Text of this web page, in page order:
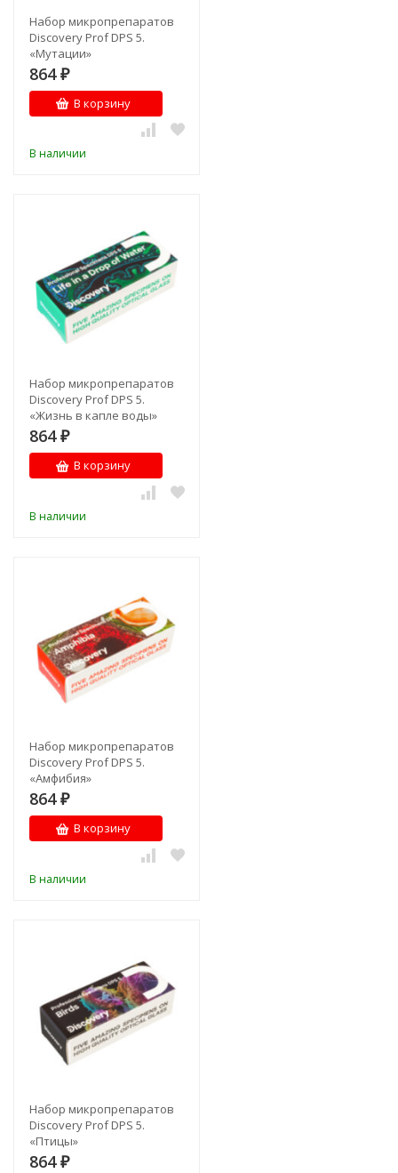
Набор микропрепаратов
Discovery Prof DPS 5.
«Мутации»
864 ₽
В корзину
В наличии
Набор микропрепаратов
Discovery Prof DPS 5.
«Жизнь в капле воды»
864 ₽
В корзину
В наличии
Набор микропрепаратов
Discovery Prof DPS 5.
«Амфибия»
864 ₽
В корзину
В наличии
Набор микропрепаратов
Discovery Prof DPS 5.
«Птицы»
864 ₽